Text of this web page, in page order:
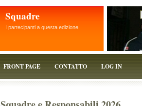
Squadre
I partecipanti a questa edizione
FRONT PAGE CONTATTO LOG IN